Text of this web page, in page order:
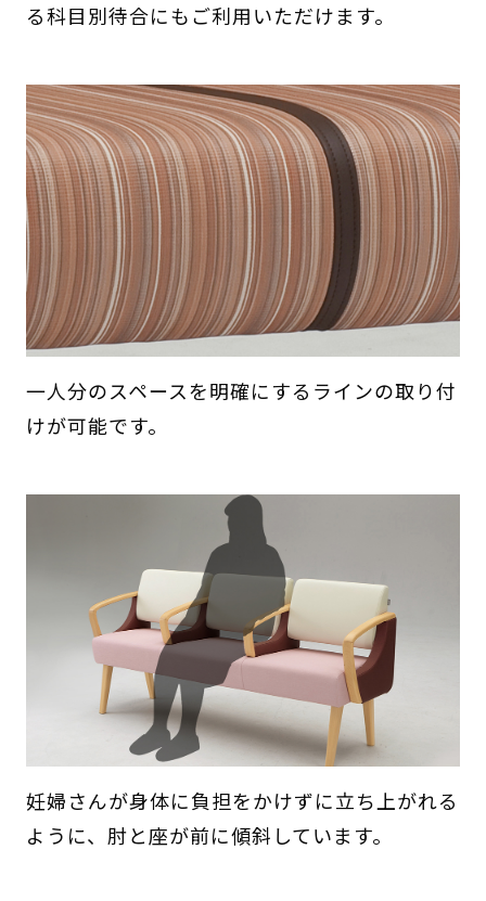
る科目別待合にもご利用いただけます。
一人分のスペースを明確にするラインの取り付
けが可能です。
妊婦さんが身体に負担をかけずに立ち上がれる
ように、肘と座が前に傾斜しています。